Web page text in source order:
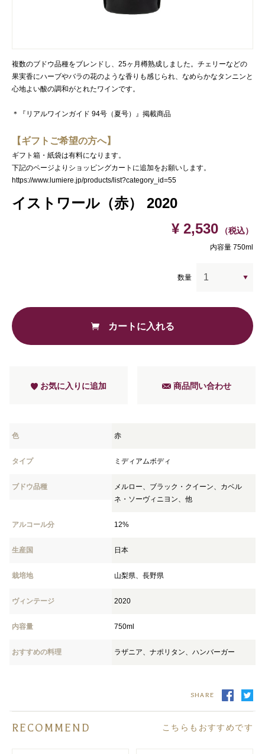
複数のブドウ品種をブレンドし、25ヶ月樽熟成しました。チェリーなどの
果実香にハーブやバラの花のような香りも感じられ、なめらかなタンニンと
心地よい酸の調和がとれたワインです。
＊『リアルワインガイド 94号（夏号）』掲載商品
【ギフトご希望の方へ】
ギフト箱・紙袋は有料になります。
下記のページよりショッピングカートに追加をお願いします。
https://www.lumiere.jp/products/list?category_id=55
イストワール（赤） 2020
¥ 2,530
（税込）
内容量 750ml
数量
カートに入れる
お気に入りに追加 商品問い合わせ
色 赤
タイプ ミディアムボディ
ブドウ品種
メルロー、ブラック・クイーン、カベル
ネ・ソーヴィニヨン、他
アルコール分 12%
生産国 日本
栽培地 山梨県、長野県
ヴィンテージ 2020
内容量 750ml
おすすめの料理 ラザニア、ナポリタン、ハンバーガー
SHARE
RECOMMEND こちらもおすすめです